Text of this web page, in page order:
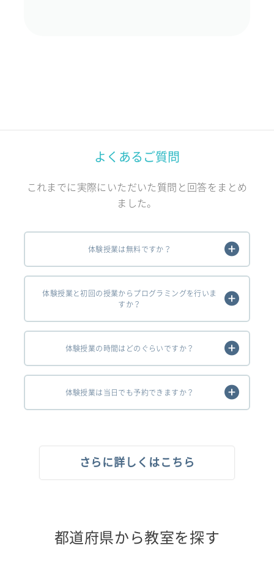
よくあるご質問
これまでに実際にいただいた質問と回答をまとめ
ました。
体験授業は無料ですか？
体験授業と初回の授業からプログラミングを行いま
すか？
体験授業の時間はどのぐらいですか？
体験授業は当日でも予約できますか？
さらに詳しくはこちら
都道府県から教室を探す